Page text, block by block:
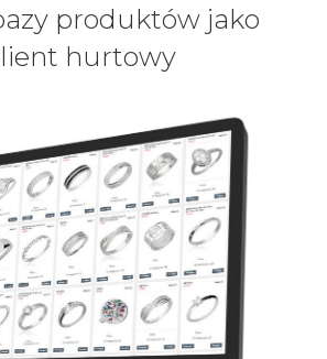
produktów jako
hurtowy